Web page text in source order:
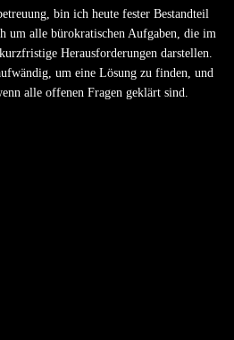
bin ich heute fester Bestandteil
um alle bürokratischen Aufgaben, die im
Herausforderungen darstellen.
um eine Lösung zu finden, und
alle offenen Fragen geklärt sind.